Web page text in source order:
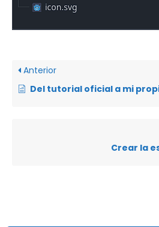
Anterior
Del tutorial oficial a mi
Crear la